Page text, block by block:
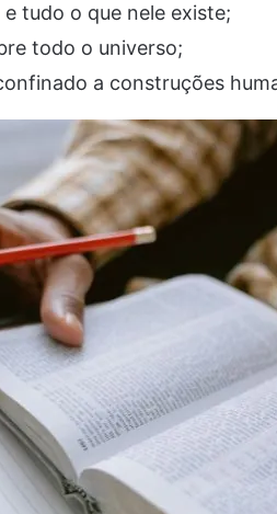
tudo o que nele existe;
todo o universo;
a construções